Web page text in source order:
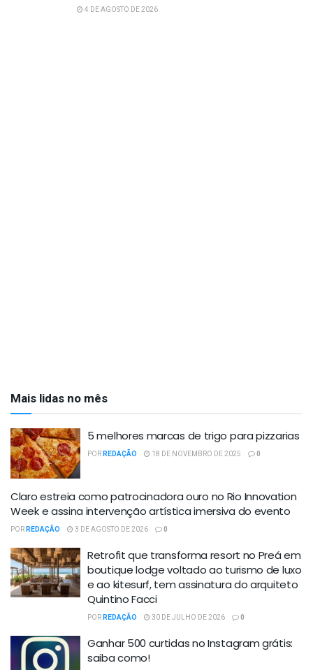
4 DE AGOSTO DE 2026
Mais lidas no mês
5 melhores marcas de trigo para pizzarias
PORREDAÇÃO 18 DE NOVEMBRO DE 2025 0
Claro estreia como patrocinadora ouro no Rio Innovation
Week e assina intervenção artística imersiva do evento
PORREDAÇÃO 3 DE AGOSTO DE 2026 0
Retrofit que transforma resort no Preá em
boutique lodge voltado ao turismo de luxo
e ao kitesurf, tem assinatura do arquiteto
Quintino Facci
PORREDAÇÃO 30 DE JULHO DE 2026 0
Ganhar 500 curtidas no Instagram grátis:
saiba como!